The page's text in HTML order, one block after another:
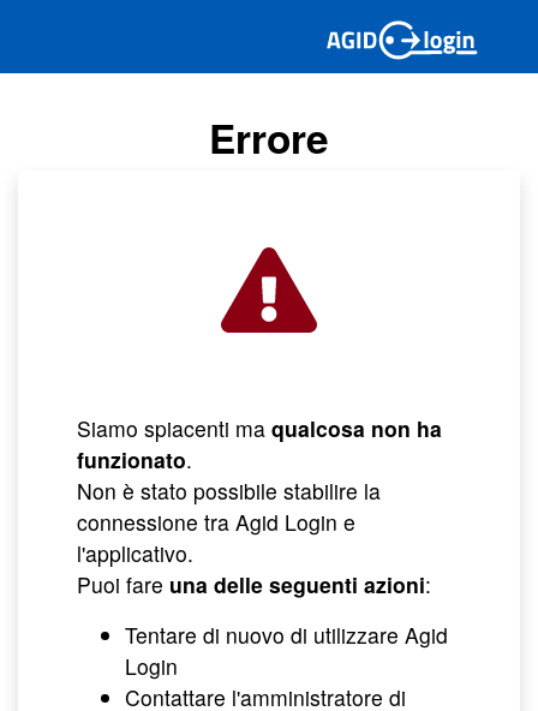
Errore
Siamo spiacenti ma qualcosa non ha
funzionato.
Non è stato possibile stabilire la
connessione tra Agid Login e
l'applicativo.
Puoi fare una delle seguenti azioni:
Tentare di nuovo di utilizzare Agid
Login
Contattare l'amministratore di